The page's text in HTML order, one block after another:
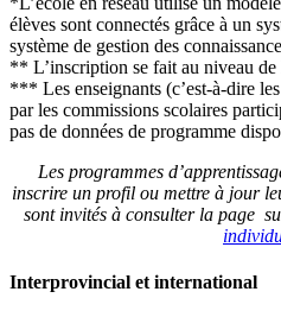
élèves sont connectés grâce à un
système de gestion des
** L’inscription se fait au niveau
*** Les enseignants (c’est-à-dire
par les commissions scolaires
pas de données de programme
Les programmes
inscrire un profil ou mettre à jour
sont invités à consulter la page
Interprovincial et international